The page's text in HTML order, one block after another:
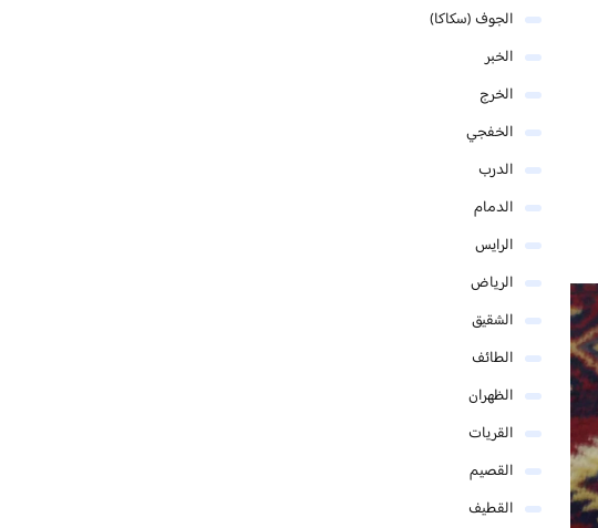
الجوف (سكاكا)
الخبر
الخرج
الخفجي
الدرب
الدمام
الرايس
الرياض
الشقيق
الطائف
الظهران
القريات
القصيم
القطيف